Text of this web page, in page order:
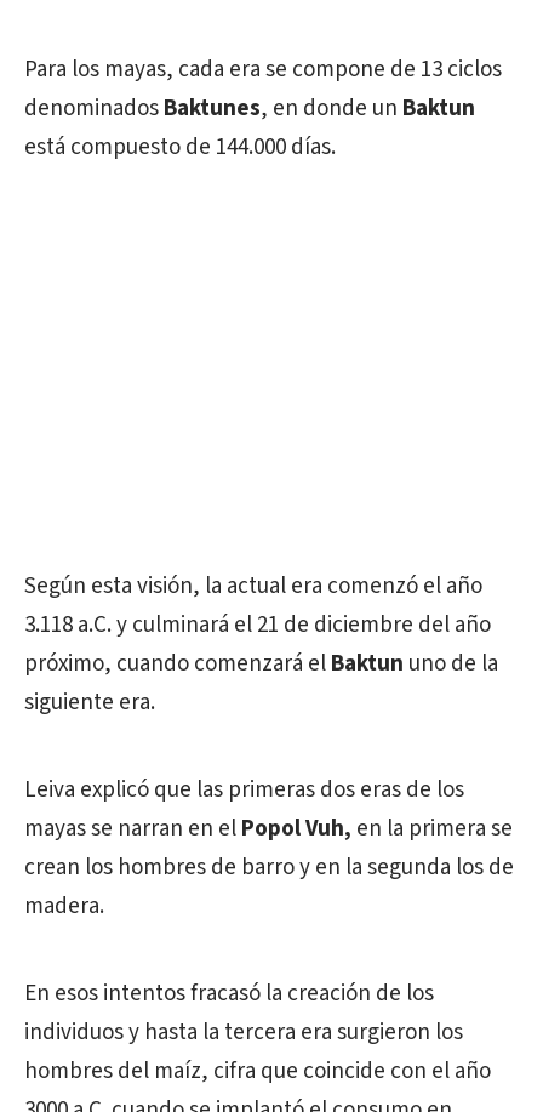
Para los mayas, cada era se compone de 13 ciclos
denominadosBaktunes, en donde un Baktun
está compuesto de 144.000 días.
Según esta visión, la actual era comenzó el año
3.118 a.C. y culminará el 21 de diciembre del año
próximo, cuando comenzará elBaktun uno de la
siguiente era.
Leiva explicó que las primeras dos eras de los
mayas se narran en elPopol Vuh, en la primera se
crean los hombres de barro y en la segunda los de
madera.
En esos intentos fracasó la creación de los
individuos y hasta la tercera era surgieron los
hombres del maíz, cifra que coincide con el año